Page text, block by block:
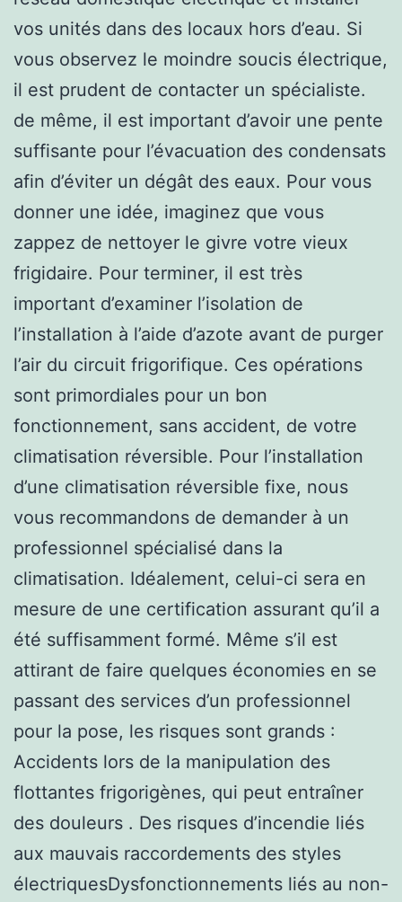
vos unités dans des locaux hors d’eau. Si
vous observez le moindre soucis électrique,
il est prudent de contacter un spécialiste.
de même, il est important d’avoir une pente
suffisante pour l’évacuation des condensats
afin d’éviter un dégât des eaux. Pour vous
donner une idée, imaginez que vous
zappez de nettoyer le givre votre vieux
frigidaire. Pour terminer, il est très
important d’examiner l’isolation de
l’installation à l’aide d’azote avant de purger
l’air du circuit frigorifique. Ces opérations
sont primordiales pour un bon
fonctionnement, sans accident, de votre
climatisation réversible. Pour l’installation
d’une climatisation réversible fixe, nous
vous recommandons de demander à un
professionnel spécialisé dans la
climatisation. Idéalement, celui-ci sera en
mesure de une certification assurant qu’il a
été suffisamment formé. Même s’il est
attirant de faire quelques économies en se
passant des services d’un professionnel
pour la pose, les risques sont grands :
Accidents lors de la manipulation des
flottantes frigorigènes, qui peut entraîner
des douleurs . Des risques d’incendie liés
aux mauvais raccordements des styles
électriquesDysfonctionnements liés au non-